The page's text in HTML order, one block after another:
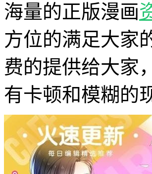
海量的正版漫画
方位的满足大家
费的提供给大家
有卡顿和模糊的